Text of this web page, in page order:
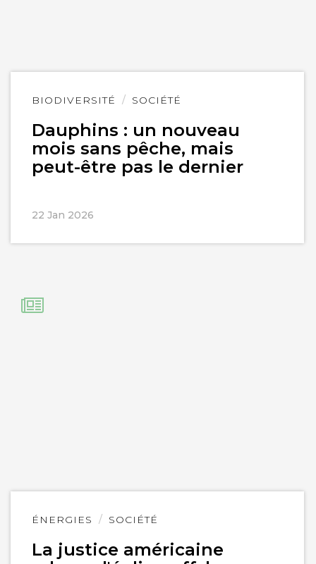
BIODIVERSITÉ SOCIÉTÉ
Dauphins : un nouveau
mois sans pêche, mais
peut-être pas le dernier
22 Jan 2026
Lire
ÉNERGIES SOCIÉTÉ
La justice américaine
Lire